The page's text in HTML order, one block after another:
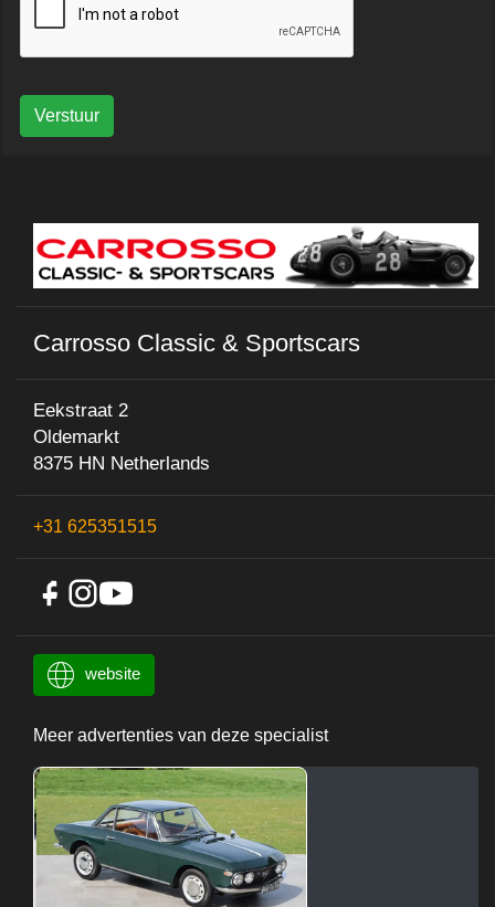
Verstuur
Carrosso Classic & Sportscars
Eekstraat 2
Oldemarkt
8375 HN Netherlands
+31 625351515
website
Meer advertenties van deze specialist